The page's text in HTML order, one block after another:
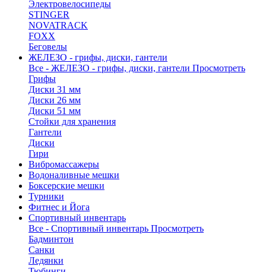
Электровелосипеды
STINGER
NOVATRACK
FOXX
Беговелы
ЖЕЛЕЗО - грифы, диски, гантели
Все - ЖЕЛЕЗО - грифы, диски, гантели Просмотреть
Грифы
Диски 31 мм
Диски 26 мм
Диски 51 мм
Стойки для хранения
Гантели
Диски
Гири
Вибромассажеры
Водоналивные мешки
Боксерские мешки
Турники
Фитнес и Йога
Спортивный инвентарь
Все - Спортивный инвентарь Просмотреть
Бадминтон
Санки
Ледянки